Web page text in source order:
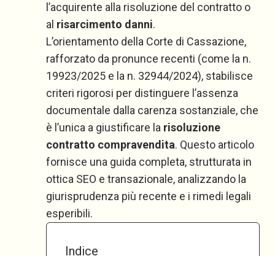
l’acquirente alla risoluzione del contratto o
al risarcimento danni.
L’orientamento della Corte di Cassazione,
rafforzato da pronunce recenti (come la n.
19923/2025 e la n. 32944/2024), stabilisce
criteri rigorosi per distinguere l’assenza
documentale dalla carenza sostanziale, che
è l’unica a giustificare la risoluzione
contratto compravendita. Questo articolo
fornisce una guida completa, strutturata in
ottica SEO e transazionale, analizzando la
giurisprudenza più recente e i rimedi legali
esperibili.
Indice